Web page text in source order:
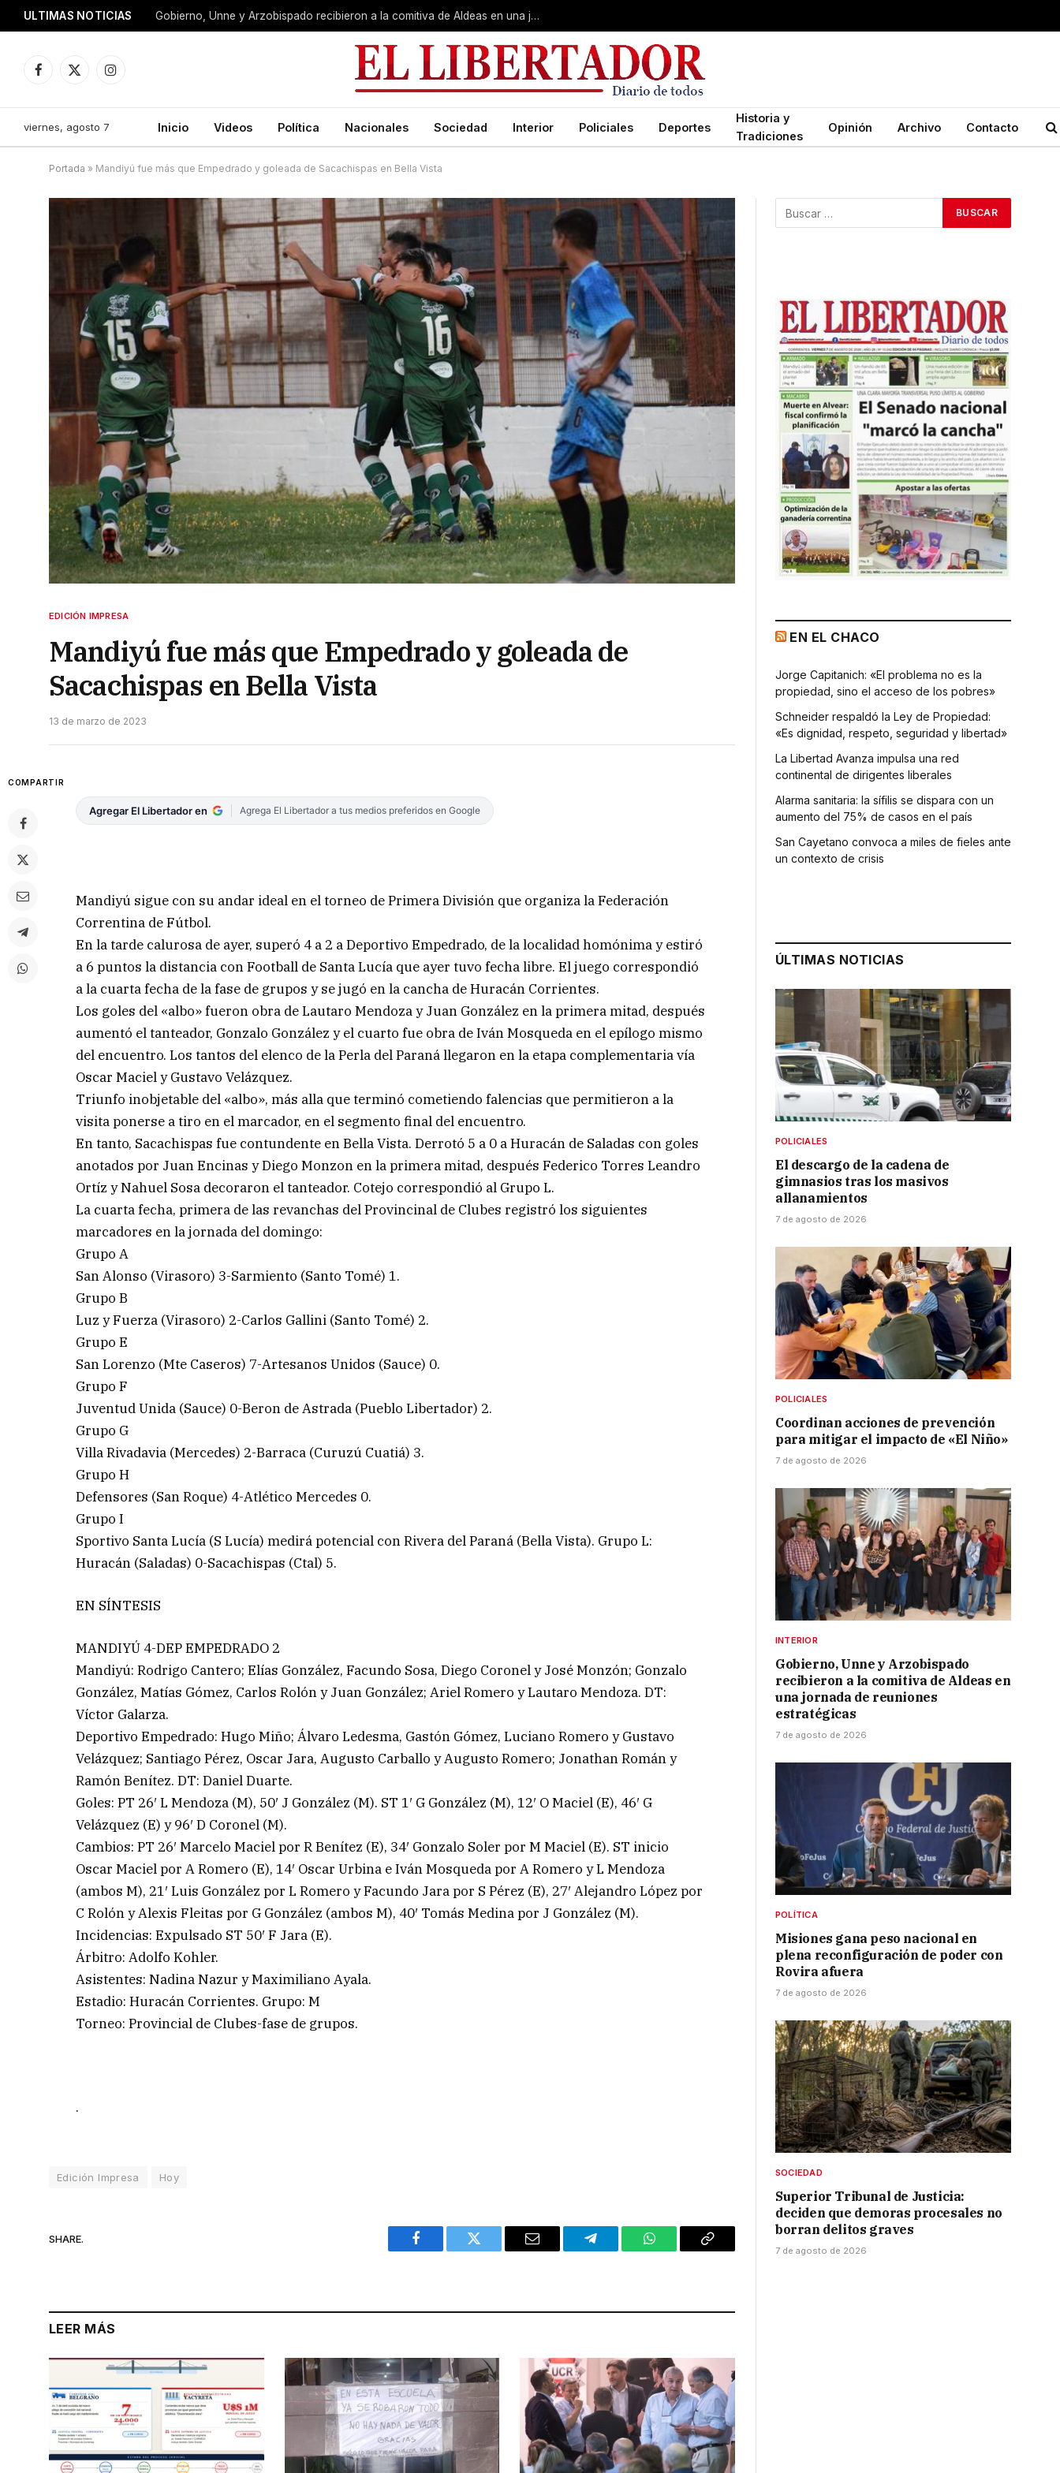
ULTIMAS NOTICIAS Gobierno, Unne y Arzobispado recibieron a la comitiva de Aldeas en una jornada de reuniones estratégicas
Facebook
X
Instagram
viernes, agosto 7 Inicio Videos Política Nacionales Sociedad Interior Policiales Deportes
Historia y
Tradiciones
Opinión Archivo Contacto
Portada » Mandiyú fue más que Empedrado y goleada de Sacachispas en Bella Vista
EDICIÓN IMPRESA
Mandiyú fue más que Empedrado y goleada de
Sacachispas en Bella Vista
13 de marzo de 2023
COMPARTIR
Agregar El Libertador en Agrega El Libertador a tus medios preferidos en Google
Mandiyú sigue con su andar ideal en el torneo de Primera División que organiza la Federación
Correntina de Fútbol.
En la tarde calurosa de ayer, superó 4 a 2 a Deportivo Empedrado, de la localidad homónima y estiró
a 6 puntos la distancia con Football de Santa Lucía que ayer tuvo fecha libre. El juego correspondió
a la cuarta fecha de la fase de grupos y se jugó en la cancha de Huracán Corrientes.
Los goles del «albo» fueron obra de Lautaro Mendoza y Juan González en la primera mitad, después
aumentó el tanteador, Gonzalo González y el cuarto fue obra de Iván Mosqueda en el epílogo mismo
del encuentro. Los tantos del elenco de la Perla del Paraná llegaron en la etapa complementaria vía
Oscar Maciel y Gustavo Velázquez.
Triunfo inobjetable del «albo», más alla que terminó cometiendo falencias que permitieron a la
visita ponerse a tiro en el marcador, en el segmento final del encuentro.
En tanto, Sacachispas fue contundente en Bella Vista. Derrotó 5 a 0 a Huracán de Saladas con goles
anotados por Juan Encinas y Diego Monzon en la primera mitad, después Federico Torres Leandro
Ortíz y Nahuel Sosa decoraron el tanteador. Cotejo correspondió al Grupo L.
La cuarta fecha, primera de las revanchas del Provincinal de Clubes registró los siguientes
marcadores en la jornada del domingo:
Grupo A
San Alonso (Virasoro) 3-Sarmiento (Santo Tomé) 1.
Grupo B
Luz y Fuerza (Virasoro) 2-Carlos Gallini (Santo Tomé) 2.
Grupo E
San Lorenzo (Mte Caseros) 7-Artesanos Unidos (Sauce) 0.
Grupo F
Juventud Unida (Sauce) 0-Beron de Astrada (Pueblo Libertador) 2.
Grupo G
Villa Rivadavia (Mercedes) 2-Barraca (Curuzú Cuatiá) 3.
Grupo H
Defensores (San Roque) 4-Atlético Mercedes 0.
Grupo I
Sportivo Santa Lucía (S Lucía) medirá potencial con Rivera del Paraná (Bella Vista). Grupo L:
Huracán (Saladas) 0-Sacachispas (Ctal) 5.
EN SÍNTESIS
MANDIYÚ 4-DEP EMPEDRADO 2
Mandiyú: Rodrigo Cantero; Elías González, Facundo Sosa, Diego Coronel y José Monzón; Gonzalo
González, Matías Gómez, Carlos Rolón y Juan González; Ariel Romero y Lautaro Mendoza. DT:
Víctor Galarza.
Deportivo Empedrado: Hugo Miño; Álvaro Ledesma, Gastón Gómez, Luciano Romero y Gustavo
Velázquez; Santiago Pérez, Oscar Jara, Augusto Carballo y Augusto Romero; Jonathan Román y
Ramón Benítez. DT: Daniel Duarte.
Goles: PT 26′ L Mendoza (M), 50′ J González (M). ST 1′ G González (M), 12′ O Maciel (E), 46′ G
Velázquez (E) y 96′ D Coronel (M).
Cambios: PT 26′ Marcelo Maciel por R Benítez (E), 34′ Gonzalo Soler por M Maciel (E). ST inicio
Oscar Maciel por A Romero (E), 14′ Oscar Urbina e Iván Mosqueda por A Romero y L Mendoza
(ambos M), 21′ Luis González por L Romero y Facundo Jara por S Pérez (E), 27′ Alejandro López por
C Rolón y Alexis Fleitas por G González (ambos M), 40′ Tomás Medina por J González (M).
Incidencias: Expulsado ST 50′ F Jara (E).
Árbitro: Adolfo Kohler.
Asistentes: Nadina Nazur y Maximiliano Ayala.
Estadio: Huracán Corrientes. Grupo: M
Torneo: Provincial de Clubes-fase de grupos.
.
Edición Impresa Hoy
SHARE.
Facebook Twitter Email Telegram WhatsAppCopy
LEER MÁS
EN EL CHACO
Jorge Capitanich: «El problema no es la
propiedad, sino el acceso de los pobres»
Schneider respaldó la Ley de Propiedad:
«Es dignidad, respeto, seguridad y libertad»
La Libertad Avanza impulsa una red
continental de dirigentes liberales
Alarma sanitaria: la sífilis se dispara con un
aumento del 75% de casos en el país
San Cayetano convoca a miles de fieles ante
un contexto de crisis
ÚLTIMAS NOTICIAS
POLICIALES
El descargo de la cadena de
gimnasios tras los masivos
allanamientos
7 de agosto de 2026
POLICIALES
Coordinan acciones de prevención
para mitigar el impacto de «El Niño»
7 de agosto de 2026
INTERIOR
Gobierno, Unne y Arzobispado
recibieron a la comitiva de Aldeas en
una jornada de reuniones
estratégicas
7 de agosto de 2026
POLÍTICA
Misiones gana peso nacional en
plena reconfiguración de poder con
Rovira afuera
7 de agosto de 2026
SOCIEDAD
Superior Tribunal de Justicia:
deciden que demoras procesales no
borran delitos graves
7 de agosto de 2026